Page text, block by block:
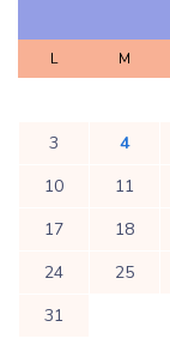
L M
3
4
10
11
17
18
24
25
31